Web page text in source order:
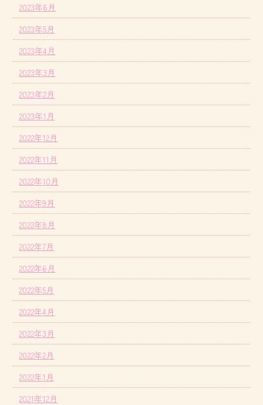
2023年6月
2023年5月
2023年4月
2023年3月
2023年2月
2023年1月
2022年12月
2022年11月
2022年10月
2022年9月
2022年8月
2022年7月
2022年6月
2022年5月
2022年4月
2022年3月
2022年2月
2022年1月
2021年12月